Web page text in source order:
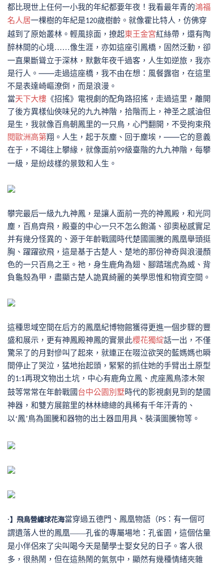
都比現世上任何一小我的年紀都要年夜！我看最年青的鴻福
名人居一棵樹的年紀是120歲樹齡 。就像霍比特人，仿佛穿
越到了原始叢林。輕風掠面，撩起東王金宮紅絲帶， 還有陶
醉林間的心境……像生涯，亦如這座引鳳橋，固然泛動，卻
一直果斷聳立于深林，默數年夜千過客，人生如逆旅，我亦
是行人。——走過這座橋，我不由在想：風餐露宿，在這里
不是表達崎嶇潦倒，而是浪漫。
當天下大樓 《招搖》電視劇的配角路招搖，走過這里，離開
了後方異樣仙俠味兒的九九神階，拾階而上，神圣之感油但
是生，我就像百鳥朝鳳里的一只鳥，心門翻開，不受拘束飛
閱歐洲高第翔。人生，起于灰塵、回于塵埃，——它的意義
在于，不竭往上攀緣， 就像面前99級臺階的九九神階， 每攀
一級，是紛歧樣的景致和人生。
攀完最后一級九九神鳳，是讓人面前一亮的神鳳殿，和光同
塵，百鳥齊飛，殿臺的中心一只不怎么飽滿、卻奧秘感實足
并有幾分怪異的、源于年齡戰國時代楚國圖騰的鳳凰舉頭挺
胸、躍躍欲飛，這是基于古楚人、楚地的那份神奇與浪漫顏
色的一只百鳥之王。祂，身生鹿角為翅、腳踏瑞虎為威、背
負龜殼為甲，盡顯古楚人詭異綺麗的美學思惟和物資空間。
這種思域空間在后方的鳳凰紀博物館獲得更進一個步驟的豐
盛和展示，更有神鳳殿神鳳的實景此櫻花獨綻話一出，不僅
驚呆了的月對慘叫了起來，就連正在啜泣欲哭的藍媽媽也瞬
間停止了哭泣，猛地抬起頭，緊緊的抓住她的手臂出土原型
的1:1再現文物出土坑，中心有鹿角立鳳、虎座鳳鳥漆木架
鼓等常常在年齡戰國 台中公園別墅時代的影視劇見到的楚國
神器，和雙方展館里的林林總總的具稀有千年汗青的、
以‘鳳’鳥為圖騰和器物的出土器皿用具、裝潢圖騰物等。
·】 飛鳥營繡球花海當穿過五德門、鳳凰物語（PS ：有一個可
謂遺落人世的鳳凰——孔雀的專屬場地：孔雀園，這個估量
是小伴侶來了尖叫喝今天是蘭學士娶女兒的日子。客人很
多，很熱鬧，但在這熱鬧的氣氛中，顯然有幾種情緒夾雜